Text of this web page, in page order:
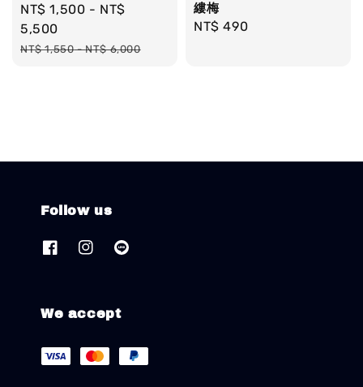
Sale
price
NT$ 1,500 - NT$
5,500
Regular
NT$ 1,550-NT$ 6,000
縷梅
Regular
NT$ 490
Follow us
We accept